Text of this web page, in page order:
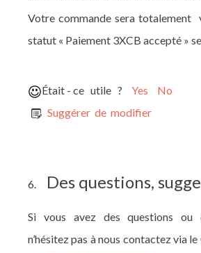
Votre commande sera totalement
statut « Paiement 3XCB accepté »
Était - ce utile ? Yes
No
Suggérer de modifier
6. Des questions,
Si vous avez des questions ou
n’hésitez pas à nous contactez via